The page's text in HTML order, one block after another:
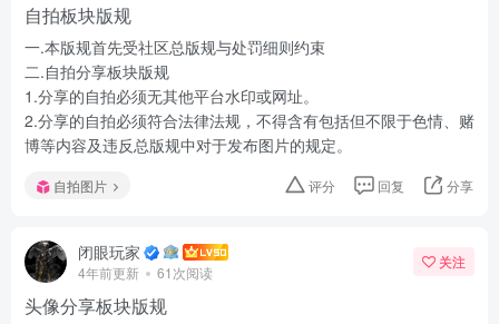
自拍板块版规
一.本版规首先受社区总版规与处罚细则约束
二.自拍分享板块版规
1.分享的自拍必须无其他平台水印或网址。
2.分享的自拍必须符合法律法规，不得含有包括但不限于色情、赌
博等内容及违反总版规中对于发布图片的规定。
自拍图片 评分 回复 分享
闭眼玩家
4年前更新 61次阅读
关注
头像分享板块版规